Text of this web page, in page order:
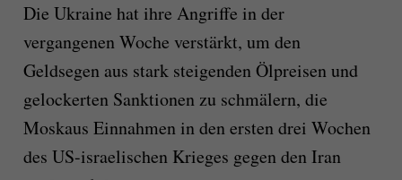
Die Ukraine hat ihre Angriffe in der
vergangenen Woche verstärkt, um den
Geldsegen aus stark steigenden Ölpreisen und
gelockerten Sanktionen zu schmälern, die
Moskaus Einnahmen in den ersten drei Wochen
des US-israelischen Krieges gegen den Iran